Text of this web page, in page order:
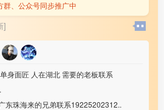
群、公众号同步推广中
]
身面匠 人在湖北 需要的老板联系
东珠海来的兄弟联系19225202312..